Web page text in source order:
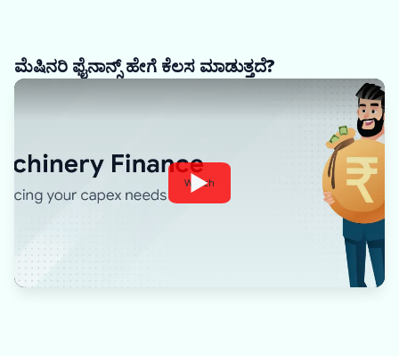
ಮೆಷಿನರಿ ಫೈನಾನ್ಸ್ ಹೇಗೆ ಕೆಲಸ ಮಾಡುತ್ತದೆ?
Watch